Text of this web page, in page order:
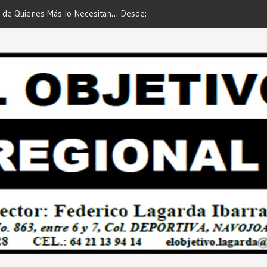
de Quienes Más lo Necesitan… Desde:
Regional”.
AUTOMÓVIL DODGE
Regional”.